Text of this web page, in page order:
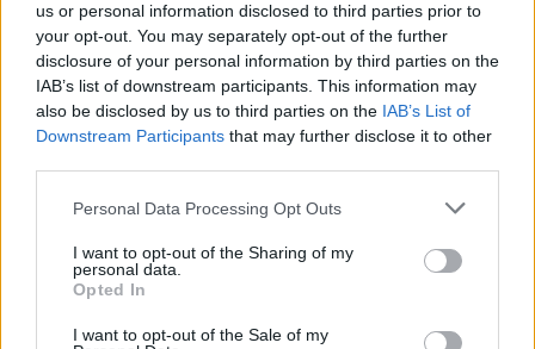
us or personal information disclosed to third parties prior to
your opt-out. You may separately opt-out of the further
disclosure of your personal information by third parties on the
IAB’s list of downstream participants. This information may
also be disclosed by us to third parties on the IAB’s List of
Downstream Participants that may further disclose it to other
Please note that this website/app uses one or more Google
not limited to your visit or usage behaviour. You may click to
grant or deny consent to Google and its third-party tags to
use your data for below specified purposes in below Google
consent section.
Personal Data Processing Opt Outs
I want to opt-out of the Sharing of my
personal data.
Opted In
I want to opt-out of the Sale of my
Név
E-mail cím
Feliratkozom a hírlevélre és elfogadom azadatvédelmi
szabályzatot!
FELIRATKOZÁS